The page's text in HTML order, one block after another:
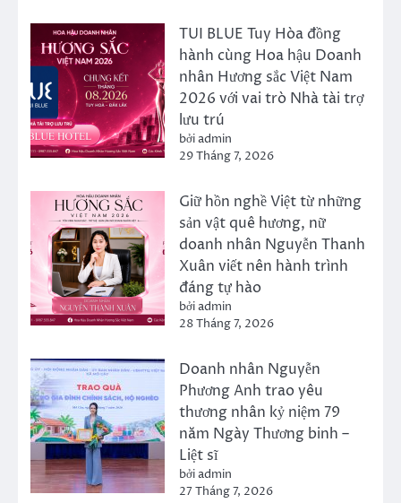
TUI BLUE Tuy Hòa đồng
hành cùng Hoa hậu Doanh
nhân Hương sắc Việt Nam
2026 với vai trò Nhà tài trợ
lưu trú
bởi admin
29 Tháng 7, 2026
Giữ hồn nghề Việt từ những
sản vật quê hương, nữ
doanh nhân Nguyễn Thanh
Xuân viết nên hành trình
đáng tự hào
bởi admin
28 Tháng 7, 2026
Doanh nhân Nguyễn
Phương Anh trao yêu
thương nhân kỷ niệm 79
năm Ngày Thương binh –
Liệt sĩ
bởi admin
27 Tháng 7, 2026